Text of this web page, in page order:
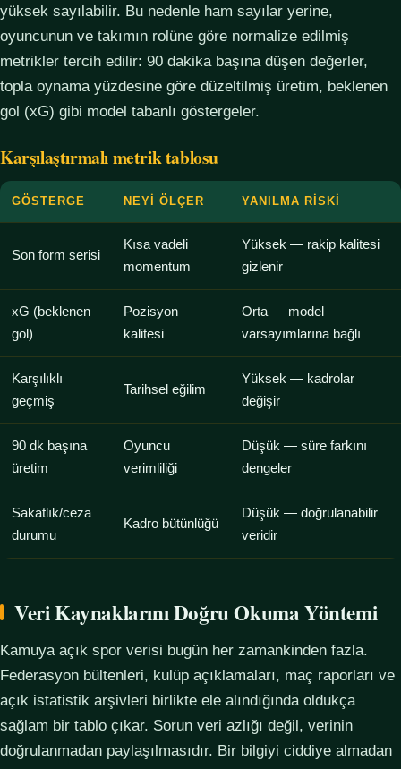
yüksek sayılabilir. Bu nedenle ham sayılar yerine,
oyuncunun ve takımın rolüne göre normalize edilmiş
metrikler tercih edilir: 90 dakika başına düşen değerler,
topla oynama yüzdesine göre düzeltilmiş üretim, beklenen
gol (xG) gibi model tabanlı göstergeler.
Karşılaştırmalı metrik tablosu
GÖSTERGE NEYI ÖLÇER YANILMA RISKI
Son form serisi
Kısa vadeli
momentum
Yüksek — rakip kalitesi
gizlenir
xG (beklenen
gol)
Pozisyon
kalitesi
Orta — model
varsayımlarına bağlı
Karşılıklı
geçmiş
Tarihsel eğilim
Yüksek — kadrolar
değişir
90 dk başına
üretim
Oyuncu
verimliliği
Düşük — süre farkını
dengeler
Sakatlık/ceza
durumu
Kadro bütünlüğü
Düşük — doğrulanabilir
veridir
Veri Kaynaklarını Doğru Okuma Yöntemi
Kamuya açık spor verisi bugün her zamankinden fazla.
Federasyon bültenleri, kulüp açıklamaları, maç raporları ve
açık istatistik arşivleri birlikte ele alındığında oldukça
sağlam bir tablo çıkar. Sorun veri azlığı değil, verinin
doğrulanmadan paylaşılmasıdır. Bir bilgiyi ciddiye almadan